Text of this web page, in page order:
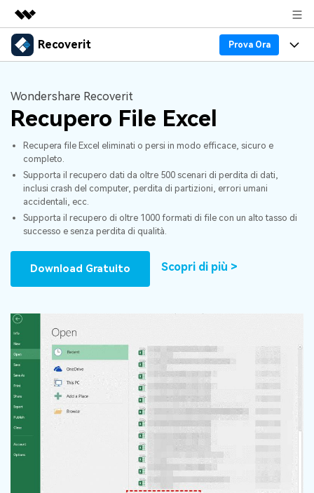
Prodotti in evidenza
Utilità
Panoramica
Soluzione
Chi siamo
Sala stampa
Negozio
Supporto
Recoverit Prova Ora
Recupero Dati
Backup Dati
Riparazione Dati
Funzionalità
Recover file Media
Recover Document Files
Recover From Devices
Controlla tutte le caratteristiche
Blog
Problemi dei File
Problemi del Computer
Centro di conoscenza
TROVA ALTRE SOLUZIONI
Supporto
Supporto
Novità
Guida
50% OFF!
search
Wondershare Recoverit
Recupero File Excel
Recupera file Excel eliminati o persi in modo efficace, sicuro e
completo.
Supporta il recupero dati da oltre 500 scenari di perdita di dati,
inclusi crash del computer, perdita di partizioni, errori umani
accidentali, ecc.
Supporta il recupero di oltre 1000 formati di file con un alto tasso di
successo e senza perdita di qualità.
Download Gratuito Scopri di più >